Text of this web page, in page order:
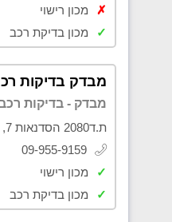
✗
מכון רישוי
✓
מכון בדיקת רכב
מבדק בדיקות
מבדק - בדיקות
ת.ד2080 הסדנאות 7, הרצלייה
09-955-9159
✓
מכון רישוי
✓
מכון בדיקת רכב